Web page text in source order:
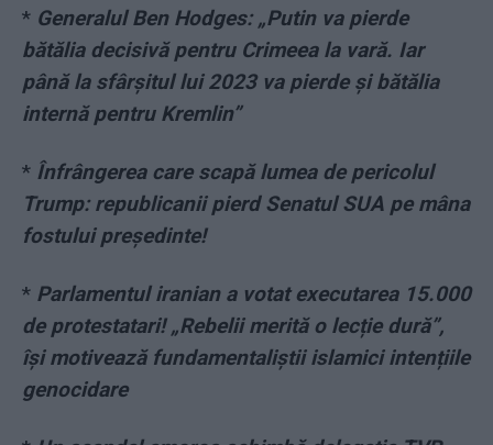
* Generalul Ben Hodges: „Putin va pierde
bătălia decisivă pentru Crimeea la vară. Iar
până la sfârșitul lui 2023 va pierde și bătălia
internă pentru Kremlin”
* Înfrângerea care scapă lumea de pericolul
Trump: republicanii pierd Senatul SUA pe mâna
fostului președinte!
* Parlamentul iranian a votat executarea 15.000
de protestatari! „Rebelii merită o lecție dură”,
își motivează fundamentaliștii islamici intențiile
genocidare